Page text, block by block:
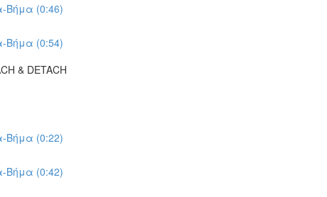
Βήμα (0:46)
Βήμα (0:54)
& DETACH
Βήμα (0:22)
Βήμα (0:42)